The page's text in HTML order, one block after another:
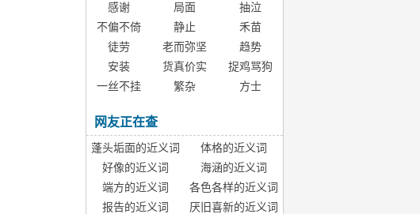
感谢
局面
抽泣
不偏不倚
静止
禾苗
徒劳
老而弥坚
趋势
安装
货真价实
捉鸡骂狗
一丝不挂
繁杂 方士
网友正在查
蓬头垢面的近义词
体格的近义词
好像的近义词
海涵的近义词
端方的近义词
各色各样的近义词
报告的近义词
厌旧喜新的近义词